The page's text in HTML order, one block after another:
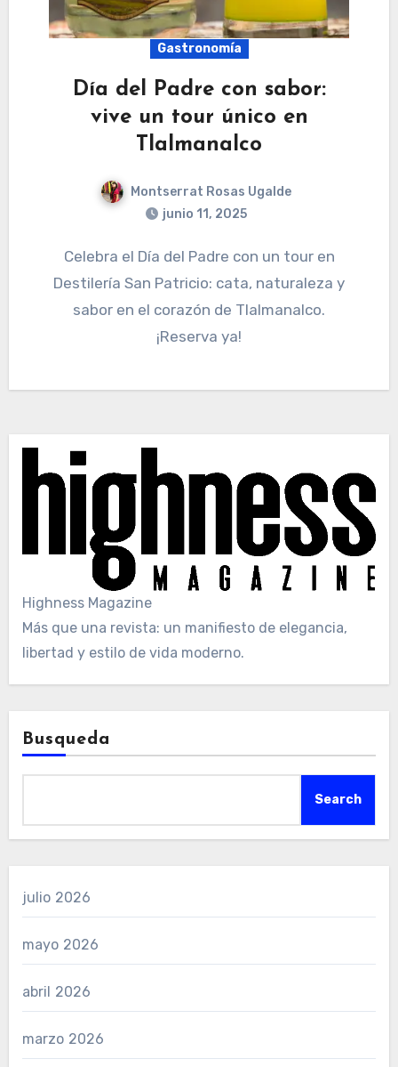
Gastronomía
Día del Padre con sabor:
vive un tour único en
Tlalmanalco
Montserrat Rosas Ugalde
junio 11, 2025
Celebra el Día del Padre con un tour en
Destilería San Patricio: cata, naturaleza y
sabor en el corazón de Tlalmanalco.
¡Reserva ya!
Highness Magazine
Más que una revista: un manifiesto de elegancia,
libertad y estilo de vida moderno.
Busqueda
Search
julio 2026
mayo 2026
abril 2026
marzo 2026